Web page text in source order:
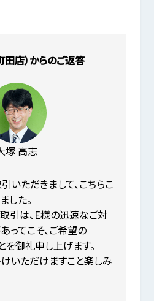
田店）からのご返答
塚 高志
いただきまして、こちらこ
した。
引は、E様の迅速なご対
ってこそ、ご希望の
を御礼申し上げます。
いただけますこと楽しみ